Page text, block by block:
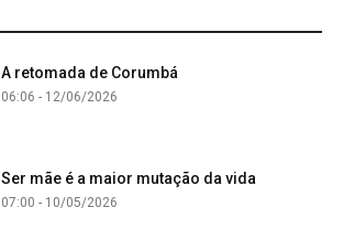
A retomada de Corumbá
06:06 - 12/06/2026
Ser mãe é a maior mutação da vida
07:00 - 10/05/2026